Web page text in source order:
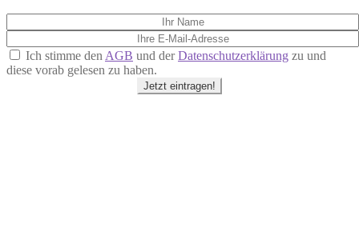
Ich stimme den AGB und derDatenschutzerklärung zu und
diese vorab gelesen zu haben.
Jetzt eintragen!